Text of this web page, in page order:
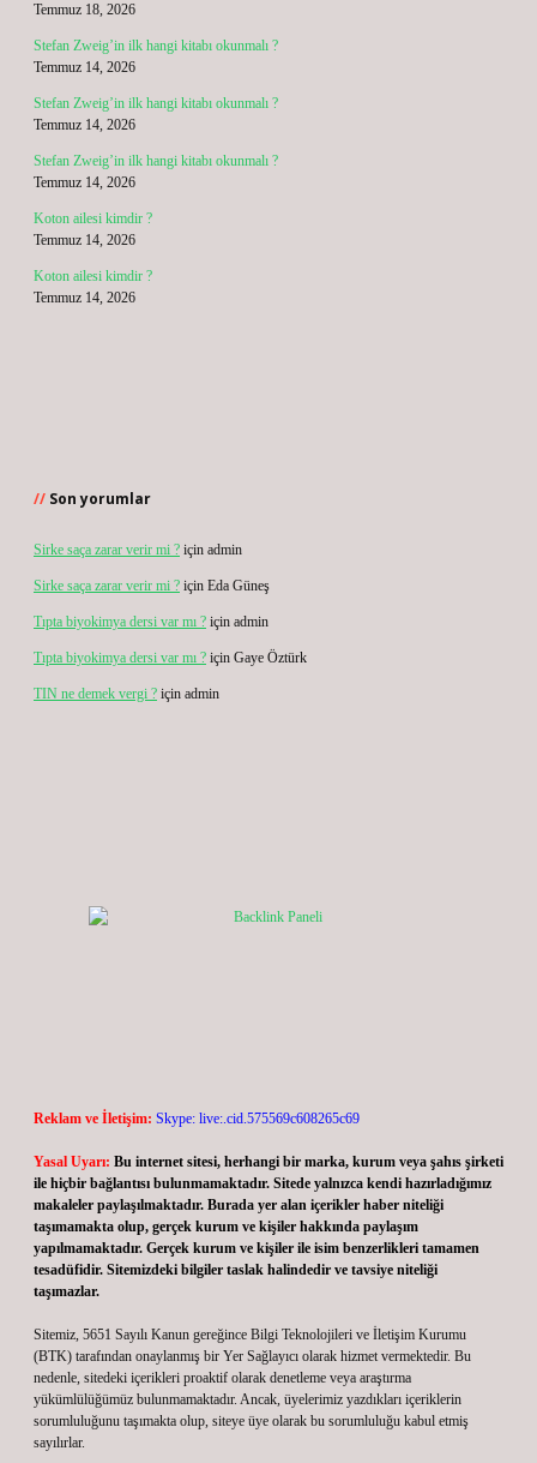
Temmuz 18, 2026
Stefan Zweig’in ilk hangi kitabı okunmalı ?
Temmuz 14, 2026
Stefan Zweig’in ilk hangi kitabı okunmalı ?
Temmuz 14, 2026
Stefan Zweig’in ilk hangi kitabı okunmalı ?
Temmuz 14, 2026
Koton ailesi kimdir ?
Temmuz 14, 2026
Koton ailesi kimdir ?
Temmuz 14, 2026
Son yorumlar
Sirke saça zarar verir mi ? için admin
Sirke saça zarar verir mi ? için Eda Güneş
Tıpta biyokimya dersi var mı ? için admin
Tıpta biyokimya dersi var mı ? için Gaye Öztürk
TIN ne demek vergi ? için admin
Reklam ve İletişim: Skype: live:.cid.575569c608265c69
Yasal Uyarı: Bu internet sitesi, herhangi bir marka, kurum veya şahıs şirketi
ile hiçbir bağlantısı bulunmamaktadır. Sitede yalnızca kendi hazırladığımız
makaleler paylaşılmaktadır. Burada yer alan içerikler haber niteliği
taşımamakta olup, gerçek kurum ve kişiler hakkında paylaşım
yapılmamaktadır. Gerçek kurum ve kişiler ile isim benzerlikleri tamamen
tesadüfidir. Sitemizdeki bilgiler taslak halindedir ve tavsiye niteliği
taşımazlar.
Sitemiz, 5651 Sayılı Kanun gereğince Bilgi Teknolojileri ve İletişim Kurumu
(BTK) tarafından onaylanmış bir Yer Sağlayıcı olarak hizmet vermektedir. Bu
nedenle, sitedeki içerikleri proaktif olarak denetleme veya araştırma
yükümlülüğümüz bulunmamaktadır. Ancak, üyelerimiz yazdıkları içeriklerin
sorumluluğunu taşımakta olup, siteye üye olarak bu sorumluluğu kabul etmiş
sayılırlar.